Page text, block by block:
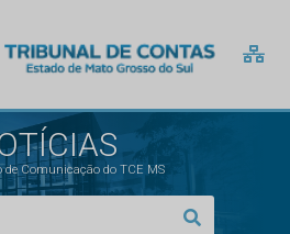
de Comunicação do TCE MS